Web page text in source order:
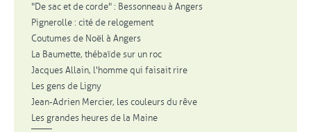
"De sac et de corde" : Bessonneau à Angers
Pignerolle : cité de relogement
Coutumes de Noël à Angers
La Baumette, thébaïde sur un roc
Jacques Allain, l'homme qui faisait rire
Les gens de Ligny
Jean-Adrien Mercier, les couleurs du rêve
Les grandes heures de la Maine